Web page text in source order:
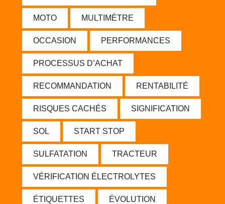
MOTO MULTIMÈTRE
OCCASION PERFORMANCES
PROCESSUS D’ACHAT
RECOMMANDATION RENTABILITÉ
RISQUES CACHÉS SIGNIFICATION
SOL START STOP
SULFATATION TRACTEUR
VÉRIFICATION ÉLECTROLYTES
ÉTIQUETTES ÉVOLUTION